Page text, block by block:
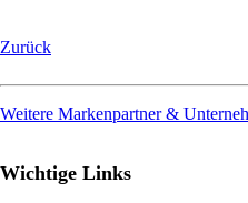
Zurück
Weitere Markenpartner &
Wichtige Links